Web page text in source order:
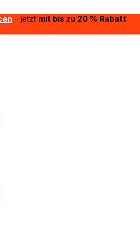
- jetzt mit bis zu 20 % Rabatt